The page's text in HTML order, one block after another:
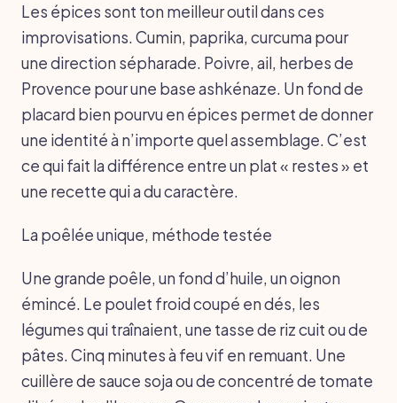
Les épices sont ton meilleur outil dans ces
improvisations. Cumin, paprika, curcuma pour
une direction sépharade. Poivre, ail, herbes de
Provence pour une base ashkénaze. Un fond de
placard bien pourvu en épices permet de donner
une identité à n’importe quel assemblage. C’est
ce qui fait la différence entre un plat « restes » et
une recette qui a du caractère.
La poêlée unique, méthode testée
Une grande poêle, un fond d’huile, un oignon
émincé. Le poulet froid coupé en dés, les
légumes qui traînaient, une tasse de riz cuit ou de
pâtes. Cinq minutes à feu vif en remuant. Une
cuillère de sauce soja ou de concentré de tomate